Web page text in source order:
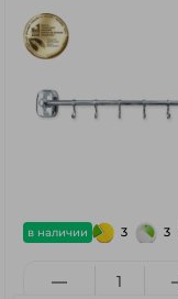
в наличии 3 3